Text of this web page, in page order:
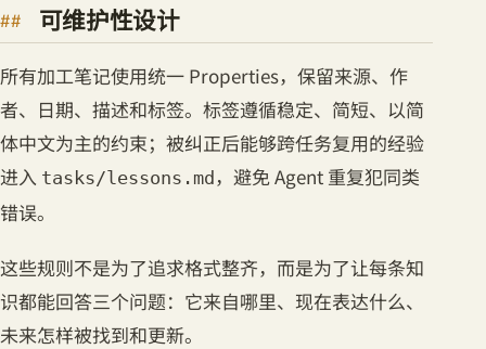
可维护性设计
所有加工笔记使用统一 Properties，保留来源、作
者、日期、描述和标签。标签遵循稳定、简短、以简
体中文为主的约束；被纠正后能够跨任务复用的经验
进入 tasks/lessons.md ，避免 Agent 重复犯同类
错误。
这些规则不是为了追求格式整齐，而是为了让每条知
识都能回答三个问题：它来自哪里、现在表达什么、
未来怎样被找到和更新。